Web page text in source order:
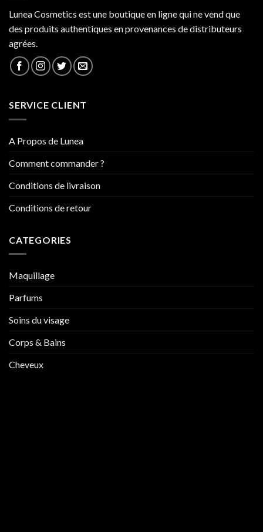
Lunea Cosmetics est une boutique en ligne qui ne vend que
des produits authentiques en provenances de distributeurs
agrées.
SERVICE CLIENT
A Propos de Lunea
Comment commander ?
Conditions de livraison
Conditions de retour
CATEGORIES
Maquillage
Parfums
Soins du visage
Corps & Bains
Cheveux